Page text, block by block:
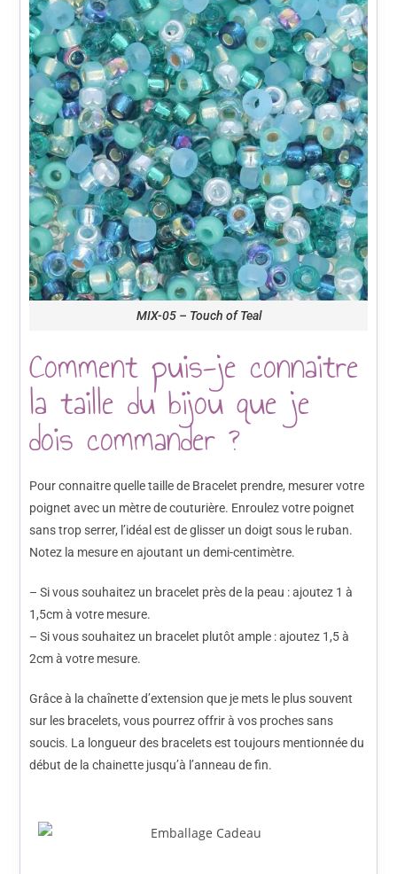
MIX-05 – Touch of Teal
Comment puis-je connaitre
la taille du bijou que je
dois commander ?
Pour connaitre quelle taille de Bracelet prendre, mesurer votre
poignet avec un mètre de couturière. Enroulez votre poignet
sans trop serrer, l’idéal est de glisser un doigt sous le ruban.
Notez la mesure en ajoutant un demi-centimètre.
– Si vous souhaitez un bracelet près de la peau : ajoutez 1 à
1,5cm à votre mesure.
– Si vous souhaitez un bracelet plutôt ample : ajoutez 1,5 à
2cm à votre mesure.
Grâce à la chaînette d’extension que je mets le plus souvent
sur les bracelets, vous pourrez offrir à vos proches sans
soucis. La longueur des bracelets est toujours mentionnée du
début de la chainette jusqu’à l’anneau de fin.